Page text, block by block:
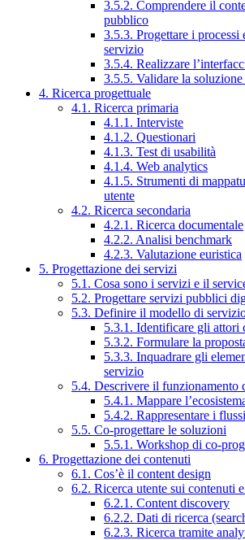
3.5.2. Comprendere il
pubblico
3.5.3. Progettare i processi
servizio
3.5.4. Realizzare
3.5.5. Validare la soluzione
4. Ricerca progettuale
4.1. Ricerca primaria
4.1.1. Interviste
4.1.2. Questionari
4.1.3. Test di usabilità
4.1.4. Web analytics
4.1.5. Strumenti di
utente
4.2. Ricerca secondaria
4.2.1. Ricerca documentale
4.2.2. Analisi benchmark
4.2.3. Valutazione euristica
5. Progettazione dei servizi
5.1. Cosa sono i servizi e il
5.2. Progettare servizi pubblici
5.3. Definire il modello di
5.3.1. Identificare gli attori
5.3.2. Formulare la
5.3.3. Inquadrare gli
servizio
5.4. Descrivere il funzionamento
5.4.1. Mappare
5.4.2. Rappresentare i
5.5. Co-progettare le soluzioni
5.5.1. Workshop di co-
6. Progettazione dei contenuti
6.1. Cos’è il content design
6.2. Ricerca utente sui contenuti
6.2.1. Content discovery
6.2.2. Dati di ricerca
6.2.3. Ricerca tramite